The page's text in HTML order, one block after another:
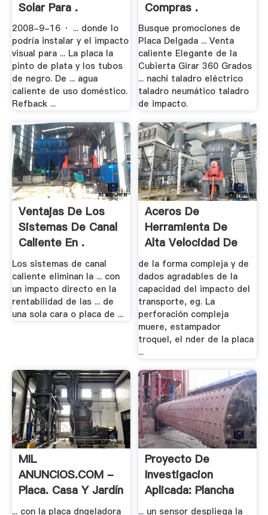
Solar Para .
2008-9-16 · ... donde lo
podría instalar y el impacto
visual para ... La placa la
pinto de plata y los tubos
de negro. De ... agua
caliente de uso doméstico.
Refback ...
Compras .
Busque promociones de
Placa Delgada ... Venta
caliente Elegante de la
Cubierta Girar 360 Grados
... nachi taladro eléctrico
taladro neumático taladro
de impacto.
Ventajas De Los
Sistemas De Canal
Caliente En .
Los sistemas de canal
caliente eliminan la ... con
un impacto directo en la
rentabilidad de las ... de
una sola cara o placa de ...
Aceros De
Herramienta De
Alta Velocidad De
ASTM D2 .
de la forma compleja y de
dados agradables de la
capacidad del impacto del
transporte, eg. La
perforación compleja
muere, estampador
troquel, el nder de la placa
...
MIL
ANUNCIOS.COM -
Placa. Casa Y Jardín
Placa .
... con la placa dngeladora
Proyecto De
Investigacion
Aplicada: Plancha
... un sensor despliega la